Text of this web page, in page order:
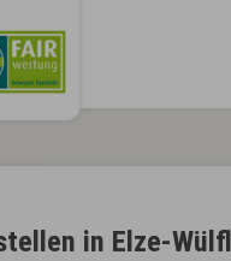
in Elze-